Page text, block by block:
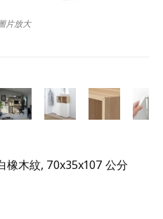
橡木紋, 70x35x107 公分
片放大